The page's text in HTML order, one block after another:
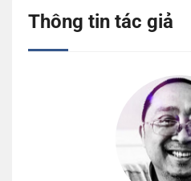
Thông tin tác giả